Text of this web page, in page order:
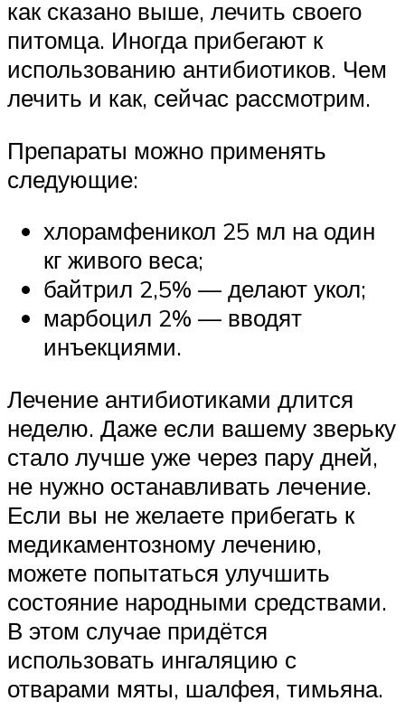
как сказано выше, лечить своего
питомца. Иногда прибегают к
использованию антибиотиков. Чем
лечить и как, сейчас рассмотрим.
Препараты можно применять
следующие:
хлорамфеникол 25 мл на один
кг живого веса;
байтрил 2,5% — делают укол;
марбоцил 2% — вводят
инъекциями.
Лечение антибиотиками длится
неделю. Даже если вашему зверьку
стало лучше уже через пару дней,
не нужно останавливать лечение.
Если вы не желаете прибегать к
медикаментозному лечению,
можете попытаться улучшить
состояние народными средствами.
В этом случае придётся
использовать ингаляцию с
отварами мяты, шалфея, тимьяна.